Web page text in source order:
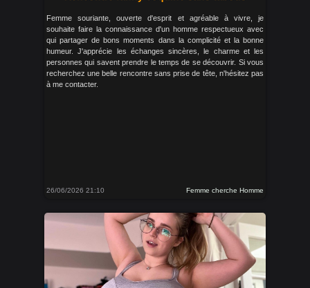
Femme souriante, ouverte d'esprit et agréable à vivre, je
souhaite faire la connaissance d'un homme respectueux avec
qui partager de bons moments dans la complicité et la bonne
humeur. J'apprécie les échanges sincères, le charme et les
personnes qui savent prendre le temps de se découvrir. Si vous
recherchez une belle rencontre sans prise de tête, n'hésitez pas
à me contacter.
26/06/2026 21:10 Femme cherche Homme